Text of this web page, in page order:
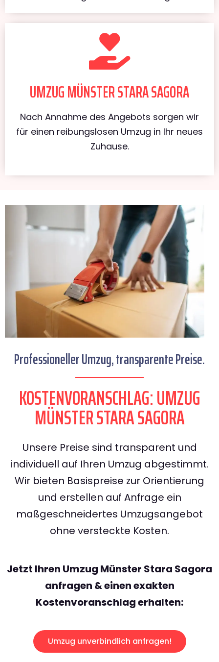
UMZUG MÜNSTER STARA SAGORA
Nach Annahme des Angebots sorgen wir
für einen reibungslosen Umzug in Ihr neues
Zuhause.
Professioneller Umzug, transparente Preise.
KOSTENVORANSCHLAG: UMZUG
MÜNSTER STARA SAGORA
Unsere Preise sind transparent und
individuell auf Ihren Umzug abgestimmt.
Wir bieten Basispreise zur Orientierung
und erstellen auf Anfrage ein
maßgeschneidertes Umzugsangebot
ohne versteckte Kosten.
Jetzt Ihren Umzug Münster Stara Sagora
anfragen & einen exakten
Kostenvoranschlag erhalten:
Umzug unverbindlich anfragen!